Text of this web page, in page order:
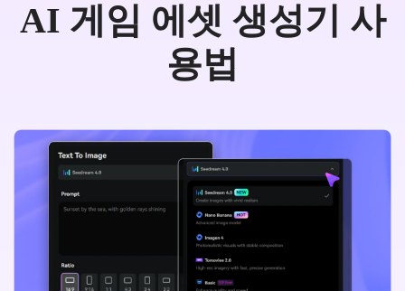
AI 게임 에셋 생성기 사
용법